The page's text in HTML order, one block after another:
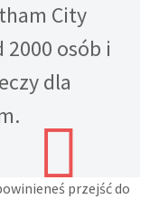
City
2000 osób i
dla
przejść do